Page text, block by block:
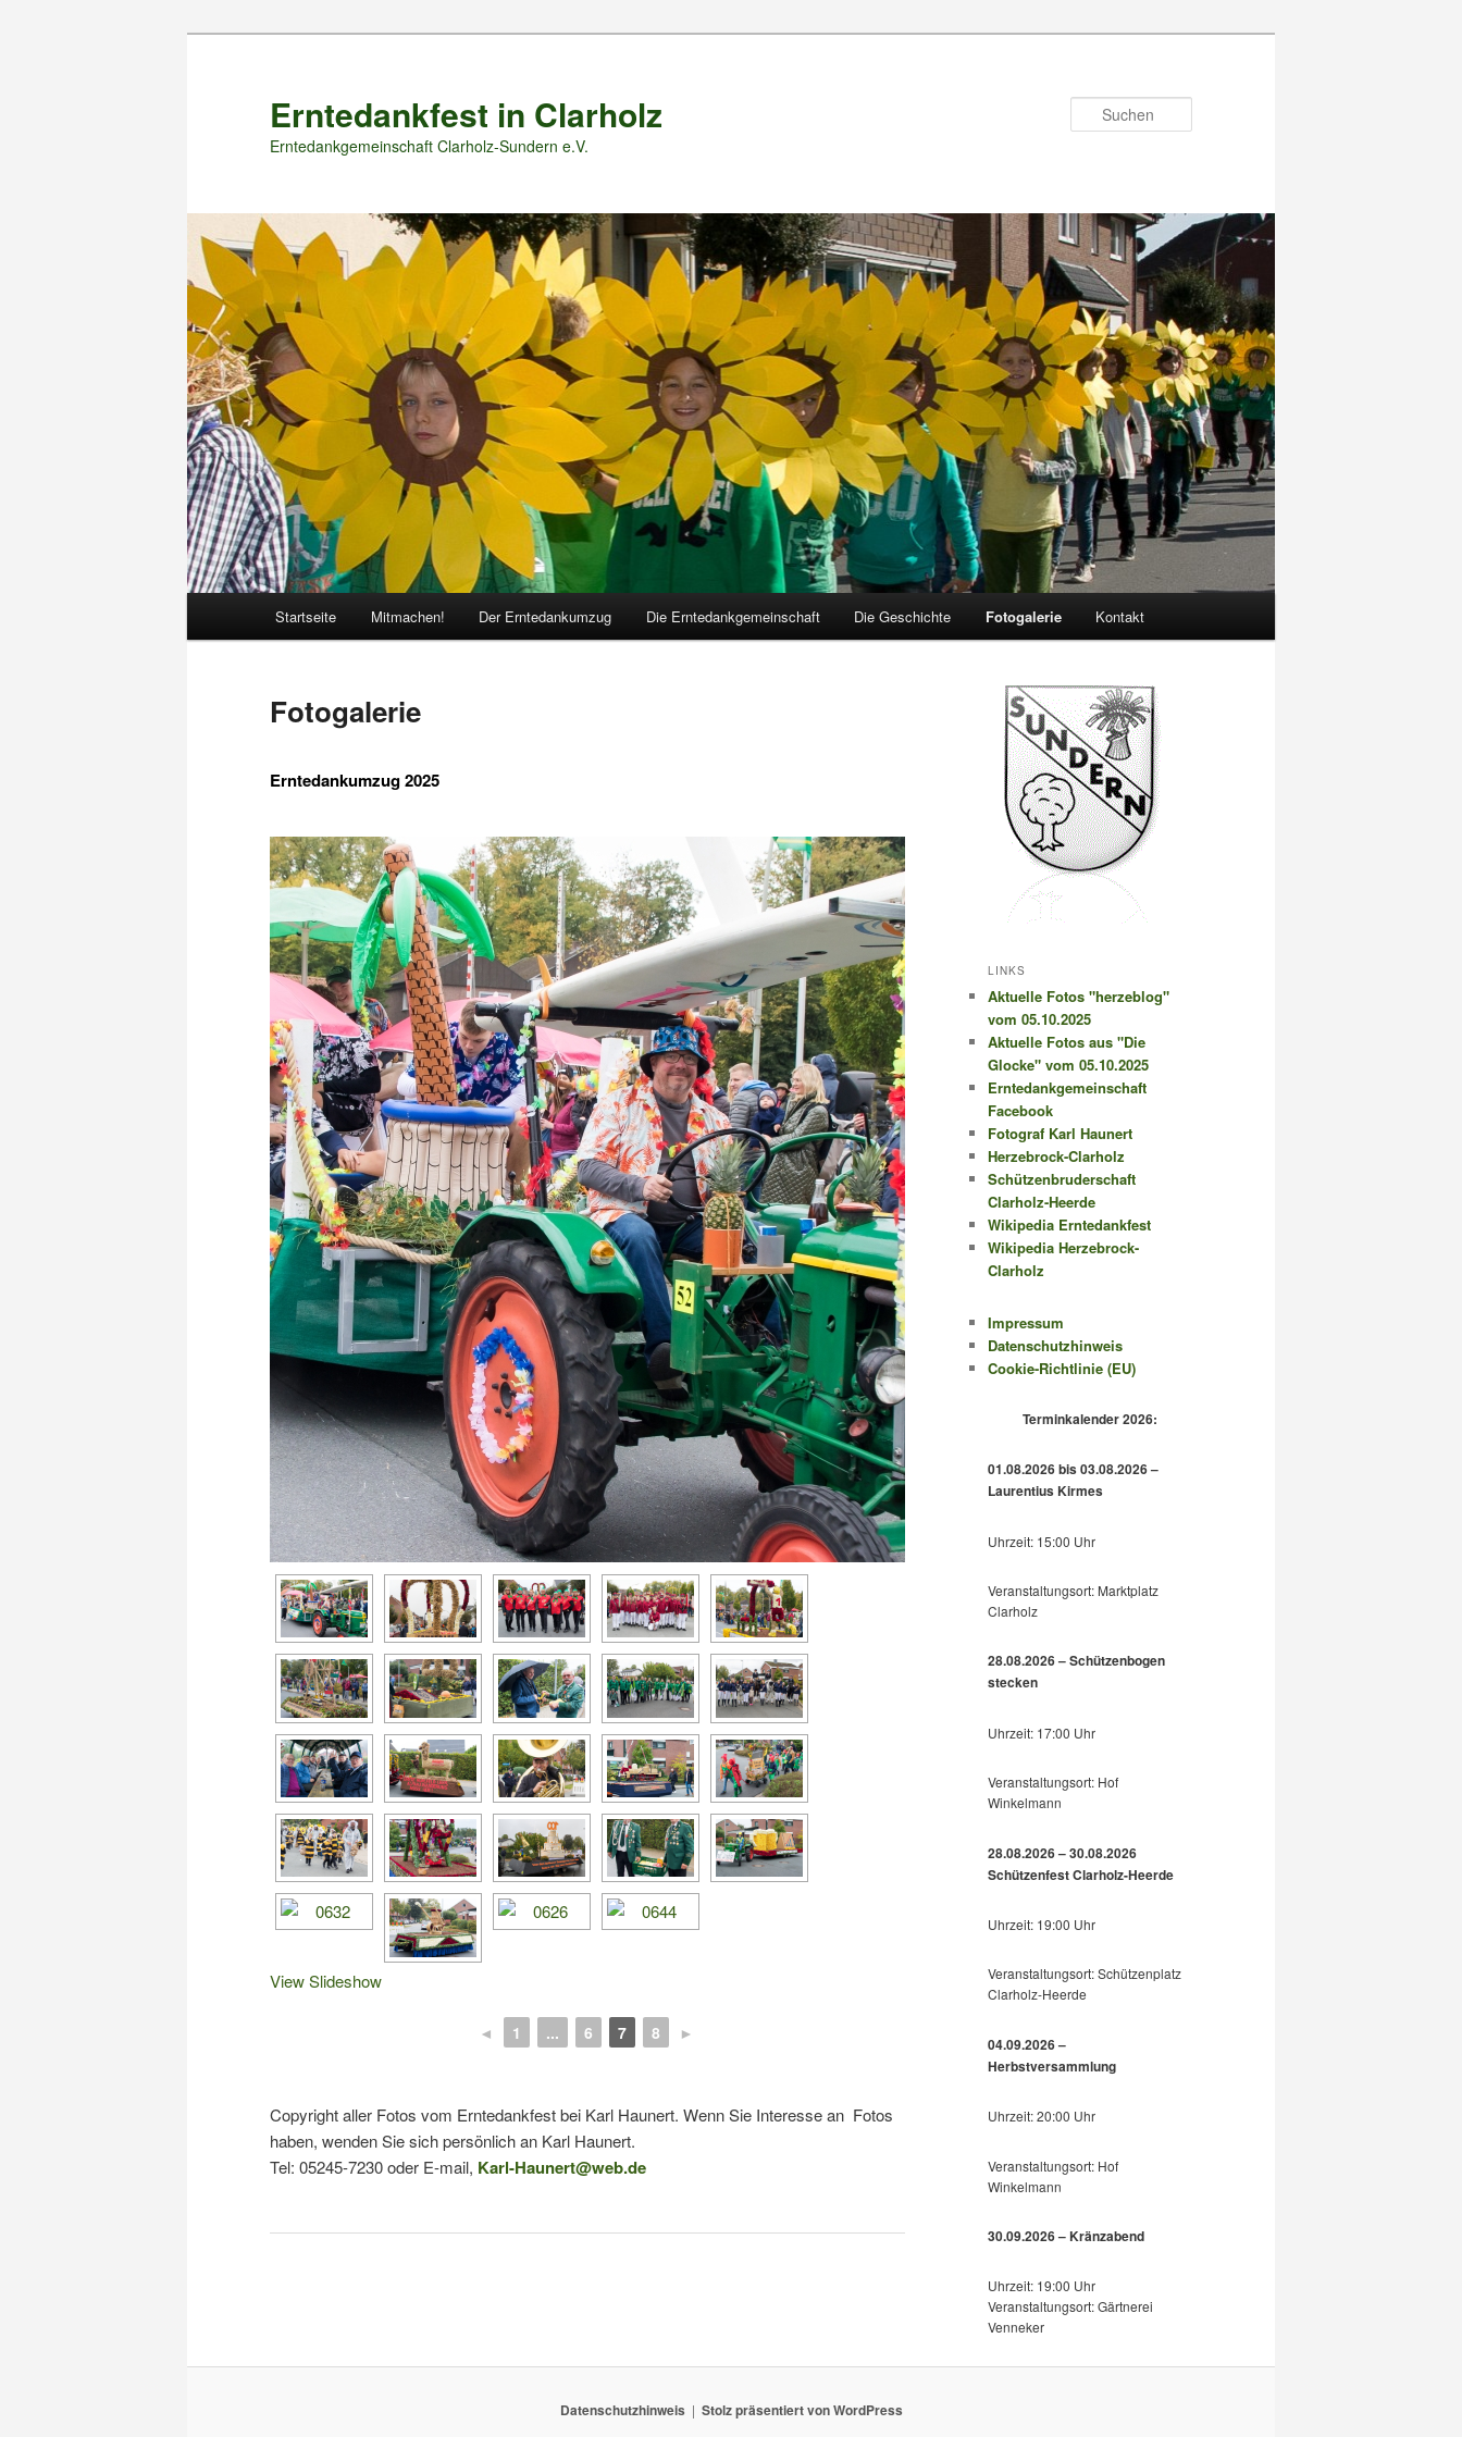
Erntedankfest in Clarholz
Erntedankgemeinschaft Clarholz-Sundern e.V.
Startseite Mitmachen! Der Erntedankumzug Die Erntedankgemeinschaft Die Geschichte Fotogalerie Kontakt
Fotogalerie
Erntedankumzug 2025
View Slideshow
◄ 1 ... 6 7 8 ►
Copyright aller Fotos vom Erntedankfest bei Karl Haunert. Wenn Sie Interesse an Fotos
haben, wenden Sie sich persönlich an Karl Haunert.
Tel: 05245-7230 oder E-mail, Karl-Haunert@web.de
LINKS
Aktuelle Fotos "herzeblog"
vom 05.10.2025
Aktuelle Fotos aus "Die
Glocke" vom 05.10.2025
Erntedankgemeinschaft
Facebook
Fotograf Karl Haunert
Herzebrock-Clarholz
Schützenbruderschaft
Clarholz-Heerde
Wikipedia Erntedankfest
Wikipedia Herzebrock-
Clarholz
Impressum
Datenschutzhinweis
Cookie-Richtlinie (EU)
Terminkalender 2026:
01.08.2026 bis 03.08.2026 –
Laurentius Kirmes
Uhrzeit: 15:00 Uhr
Veranstaltungsort: Marktplatz
Clarholz
28.08.2026 – Schützenbogen
stecken
Uhrzeit: 17:00 Uhr
Veranstaltungsort: Hof
Winkelmann
28.08.2026 – 30.08.2026
Schützenfest Clarholz-Heerde
Uhrzeit: 19:00 Uhr
Veranstaltungsort: Schützenplatz
Clarholz-Heerde
04.09.2026 –
Herbstversammlung
Uhrzeit: 20:00 Uhr
Veranstaltungsort: Hof
Winkelmann
30.09.2026 – Kränzabend
Uhrzeit: 19:00 Uhr
Veranstaltungsort: Gärtnerei
Venneker
Datenschutzhinweis Stolz präsentiert von WordPress